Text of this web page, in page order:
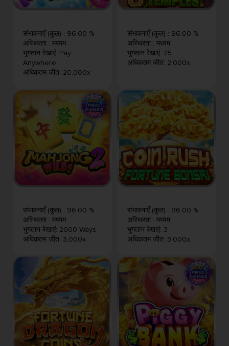
संभावनाएँ (कुल) : 96.00 %
अस्थिरता : मध्यम
भुगतान रेखाएं: Pay
Anywhere
अधिकतम जीत: 20,000x
संभावनाएँ (कुल) : 96.00 %
अस्थिरता : मध्यम
भुगतान रेखाएं: 25
अधिकतम जीत: 2,000x
संभावनाएँ (कुल) : 96.00 %
अस्थिरता : मध्यम
भुगतान रेखाएं: 2000 Ways
अधिकतम जीत: 3,000x
संभावनाएँ (कुल) : 96.00 %
अस्थिरता : मध्यम
भुगतान रेखाएं: 3
अधिकतम जीत: 3,000x